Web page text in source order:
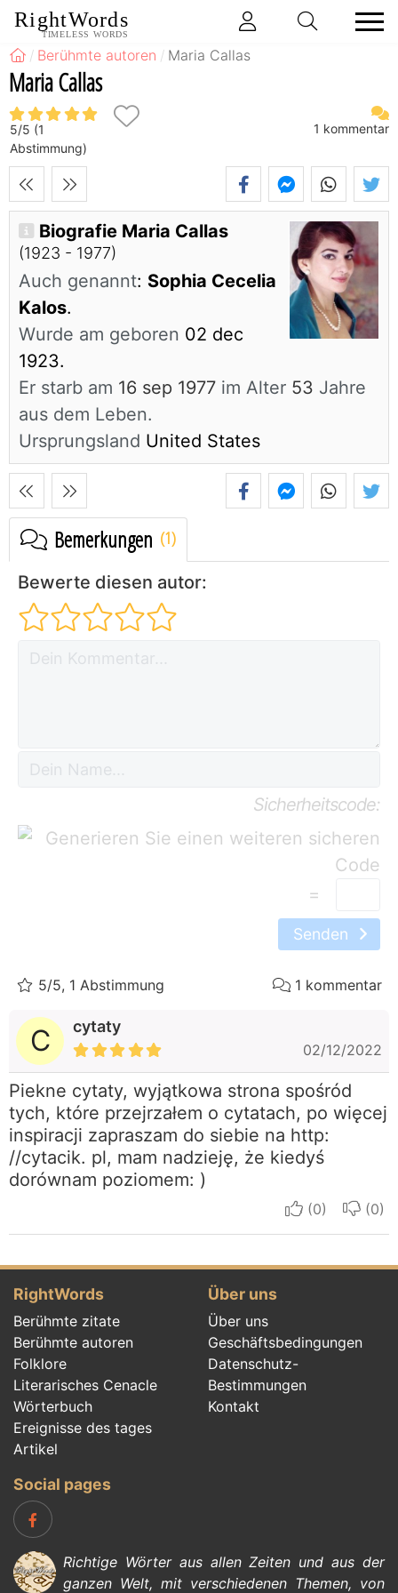
RightWords
TIMELESS WORDS
Berühmte autoren Maria Callas
Maria Callas
5/5 (1
Abstimmung)
1 kommentar
Biografie Maria Callas
(1923 - 1977)
Auch genannt: Sophia Cecelia
Kalos.
Wurde am geboren 02 dec
1923.
Er starb am 16 sep 1977 im Alter 53 Jahre
aus dem Leben.
Ursprungsland United States
Bemerkungen
Bewerte diesen autor:
Sicherheitscode:
=
Senden
5/5, 1 Abstimmung 1 kommentar
C cytaty
02/12/2022
Piekne cytaty, wyjątkowa strona spośród
tych, które przejrzałem o cytatach, po więcej
inspiracji zapraszam do siebie na http:
//cytacik. pl, mam nadzieję, że kiedyś
dorównam poziomem: )
I apreciate
I
RightWords
Berühmte zitate
Berühmte autoren
Folklore
Literarisches Cenacle
Wörterbuch
Ereignisse des tages
Artikel
Über uns
Über uns
Geschäftsbedingungen
Datenschutz-
Bestimmungen
Kontakt
Social pages
Richtige Wörter aus allen Zeiten und aus der
ganzen Welt, mit verschiedenen Themen, von